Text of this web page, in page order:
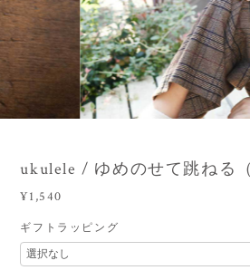
ukulele / ゆめのせて跳ねる（
¥1,540
ギフトラッピング